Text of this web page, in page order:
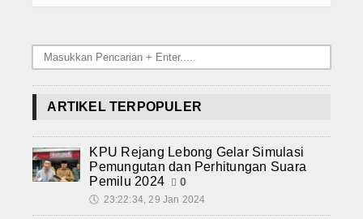
ARTIKEL TERPOPULER
KPU Rejang Lebong Gelar Simulasi
Pemungutan dan Perhitungan Suara
Pemilu 2024
0
🕔 23:22:34, 29 Jan 2024